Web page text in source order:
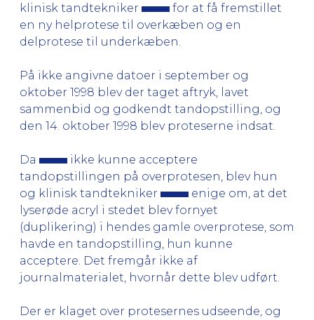
klinisk tandtekniker
for at få fremstillet
en ny helprotese til overkæben og en
delprotese til underkæben.
På ikke angivne datoer i september og
oktober 1998 blev der taget aftryk, lavet
sammenbid og godkendt tandopstilling, og
den 14. oktober 1998 blev proteserne indsat.
Da
ikke kunne acceptere
tandopstillingen på overprotesen, blev hun
og klinisk tandtekniker
enige om, at det
lyserøde acryl i stedet blev fornyet
(duplikering) i hendes gamle overprotese, som
havde en tandopstilling, hun kunne
acceptere. Det fremgår ikke af
journalmaterialet, hvornår dette blev udført.
Der er klaget over protesernes udseende, og